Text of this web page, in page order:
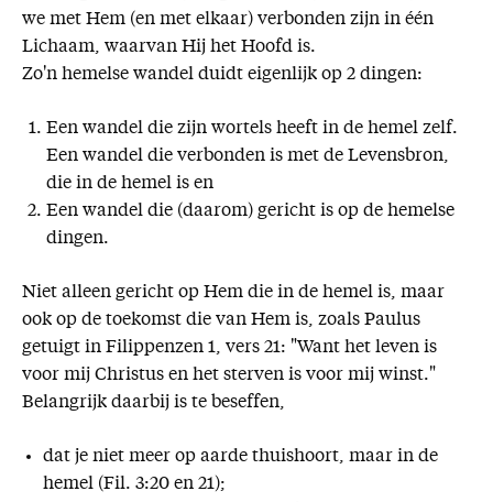
we met Hem (en met elkaar) verbonden zijn in één
Lichaam, waarvan Hij het Hoofd is.
Zo'n hemelse wandel duidt eigenlijk op 2 dingen:
Een wandel die zijn wortels heeft in de hemel zelf.
Een wandel die verbonden is met de Levensbron,
die in de hemel is en
Een wandel die (daarom) gericht is op de hemelse
dingen.
Niet alleen gericht op Hem die in de hemel is, maar
ook op de toekomst die van Hem is, zoals Paulus
getuigt in Filippenzen 1, vers 21: "Want het leven is
voor mij Christus en het sterven is voor mij winst."
Belangrijk daarbij is te beseffen,
dat je niet meer op aarde thuishoort, maar in de
hemel (Fil. 3:20 en 21);